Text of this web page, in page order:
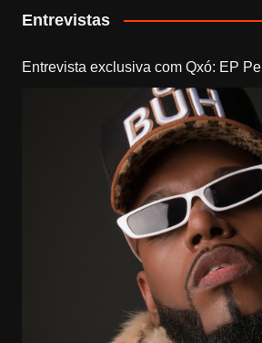
Entrevistas
Entrevista exclusiva com Qxó: EP